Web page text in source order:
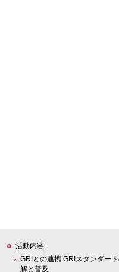
活動内容
GRIとの連携 GRIスタンダー
解と普及